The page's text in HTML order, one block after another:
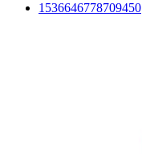
1536646778709450